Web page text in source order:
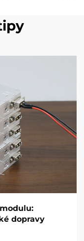
dopravy